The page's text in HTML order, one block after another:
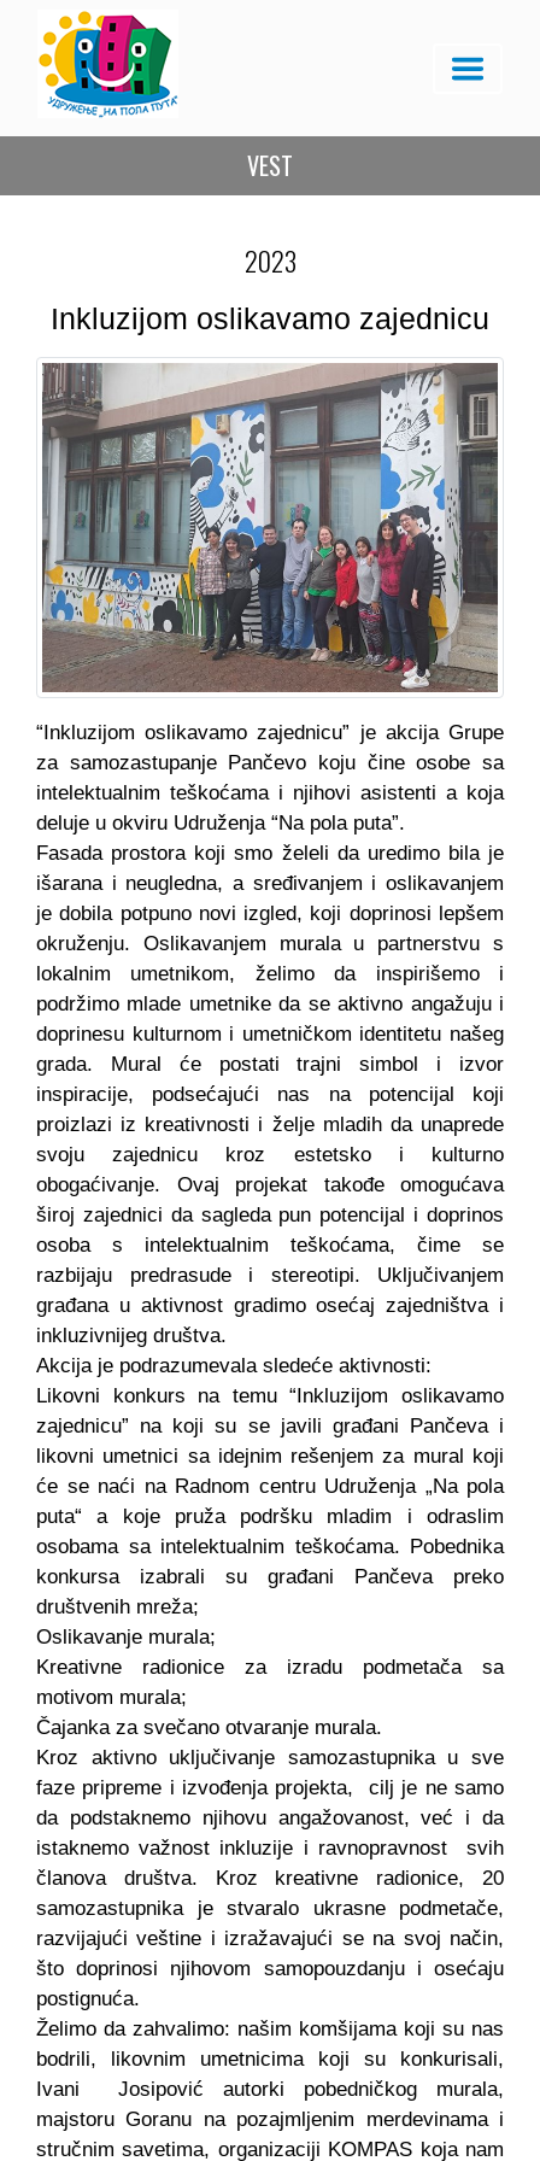
VEST
2023
Inkluzijom oslikavamo zajednicu
“Inkluzijom oslikavamo zajednicu” je akcija Grupe
za samozastupanje Pančevo koju čine osobe sa
intelektualnim teškoćama i njihovi asistenti a koja
deluje u okviru Udruženja “Na pola puta”.
Fasada prostora koji smo želeli da uredimo bila je
išarana i neugledna, a sređivanjem i oslikavanjem
je dobila potpuno novi izgled, koji doprinosi lepšem
okruženju. Oslikavanjem murala u partnerstvu s
lokalnim umetnikom, želimo da inspirišemo i
podržimo mlade umetnike da se aktivno angažuju i
doprinesu kulturnom i umetničkom identitetu našeg
grada. Mural će postati trajni simbol i izvor
inspiracije, podsećajući nas na potencijal koji
proizlazi iz kreativnosti i želje mladih da unaprede
svoju zajednicu kroz estetsko i kulturno
obogaćivanje. Ovaj projekat takođe omogućava
široj zajednici da sagleda pun potencijal i doprinos
osoba s intelektualnim teškoćama, čime se
razbijaju predrasude i stereotipi. Uključivanjem
građana u aktivnost gradimo osećaj zajedništva i
inkluzivnijeg društva.
Akcija je podrazumevala sledeće aktivnosti:
Likovni konkurs na temu “Inkluzijom oslikavamo
zajednicu” na koji su se javili građani Pančeva i
likovni umetnici sa idejnim rešenjem za mural koji
će se naći na Radnom centru Udruženja „Na pola
puta“ a koje pruža podršku mladim i odraslim
osobama sa intelektualnim teškoćama. Pobednika
konkursa izabrali su građani Pančeva preko
društvenih mreža;
Oslikavanje murala;
Kreativne radionice za izradu podmetača sa
motivom murala;
Čajanka za svečano otvaranje murala.
Kroz aktivno uključivanje samozastupnika u sve
faze pripreme i izvođenja projekta, cilj je ne samo
da podstaknemo njihovu angažovanost, već i da
istaknemo važnost inkluzije i ravnopravnost svih
članova društva. Kroz kreativne radionice, 20
samozastupnika je stvaralo ukrasne podmetače,
razvijajući veštine i izražavajući se na svoj način,
što doprinosi njihovom samopouzdanju i osećaju
postignuća.
Želimo da zahvalimo: našim komšijama koji su nas
bodrili, likovnim umetnicima koji su konkurisali,
Ivani Josipović autorki pobedničkog murala,
majstoru Goranu na pozajmljenim merdevinama i
stručnim savetima, organizaciji KOMPAS koja nam